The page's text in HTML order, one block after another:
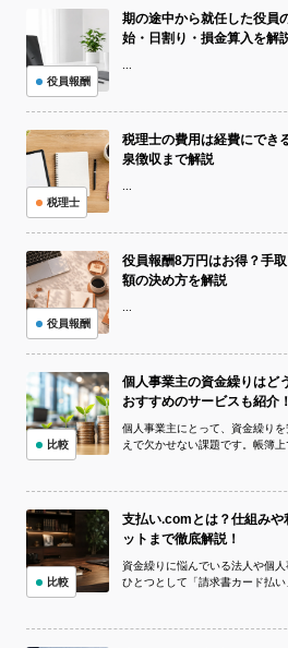
期の途中から就任した役員
始・日割り・損金算入を解
...
役員報酬
税理士の費用は経費にでき
泉徴収まで解説
...
税理士
役員報酬8万円はお得？手
額の決め方を解説
...
役員報酬
個人事業主の資金繰りはど
おすすめのサービスも紹介！
個人事業主にとって、資金繰り
えで欠かせない課題です。帳簿
比較
支払い.comとは？仕組みや
ットまで徹底解説！
資金繰りに悩んでいる法人や個
ひとつとして「請求書カード払
比較